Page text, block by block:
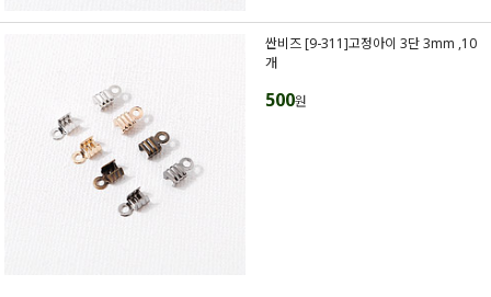
싼비즈 [9-311]고정아이 3단 3mm ,10
개
500원